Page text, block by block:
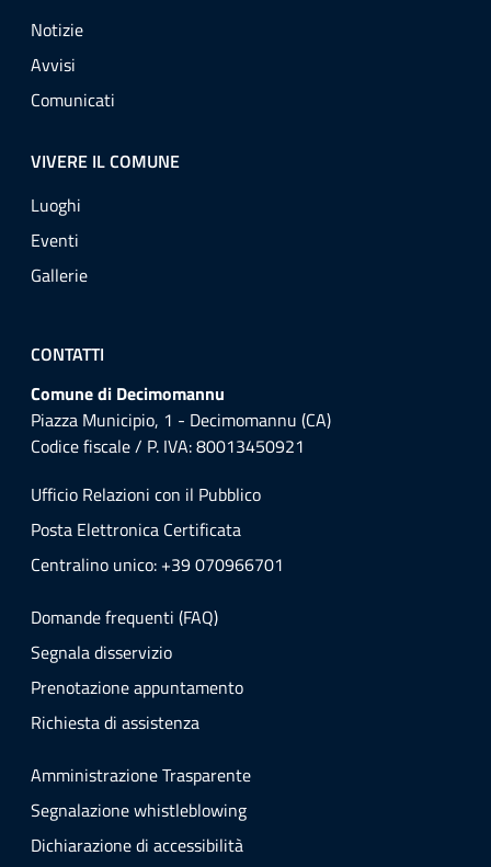
Notizie
Avvisi
Comunicati
VIVERE IL COMUNE
Luoghi
Eventi
Gallerie
CONTATTI
Comune di Decimomannu
Piazza Municipio, 1 - Decimomannu (CA)
Codice fiscale / P. IVA: 80013450921
Ufficio Relazioni con il Pubblico
Posta Elettronica Certificata
Centralino unico: +39 070966701
Domande frequenti (FAQ)
Segnala disservizio
Prenotazione appuntamento
Richiesta di assistenza
Amministrazione Trasparente
Segnalazione whistleblowing
Dichiarazione di accessibilità